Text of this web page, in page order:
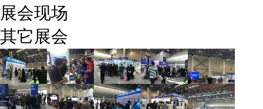
展会现场
其它展会